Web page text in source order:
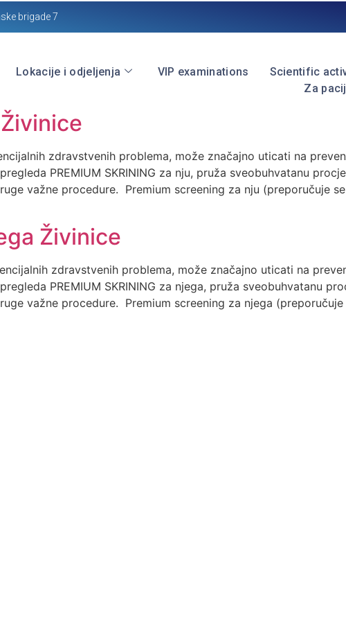
brigade 7
Lokacije i odjeljenja VIP examinations Scientific
Za
zdravstvenih problema, može značajno uticati na
PREMIUM SKRINING za nju, pruža sveobuhvatanu
važne procedure. Premium screening za nju (preporučuje
Živinice
zdravstvenih problema, može značajno uticati na
PREMIUM SKRINING za njega, pruža sveobuhvatanu
važne procedure. Premium screening za njega